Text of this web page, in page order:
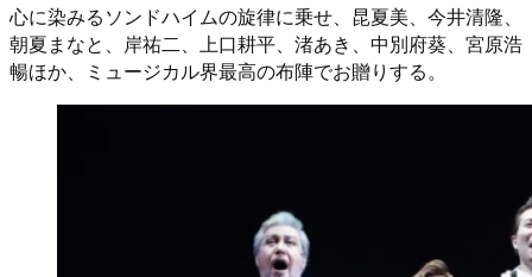
心に染みるソンドハイムの旋律に乗せ、昆夏美、今井清隆、
朝夏まなと、岸祐二、上口耕平、渚あき、中別府葵、宮原浩
暢ほか、ミュージカル界最高の布陣でお贈りする。